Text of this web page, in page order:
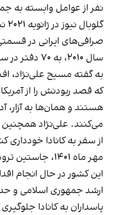
نفر از عوامل وابسته به
گلوبال نیوز در ژانویه ۲۰۲۱ نیز
صرافی‌های ایرانی در قسمتی
سال ۲۰۱۰، به ۷۰ دفتر در سال ۲۰۲۱ رسید.
به گفته مسیح علی‌نژاد،
که قصد ربودنش را از
هستند و همان‌ها به آزار،
می‌کنند. علی‌نژاد همچنین
از سفر به کانادا خودداری
مهر ماه ۱۴۰۱،
این کشور در حال انجام
پاسداران به کانادا